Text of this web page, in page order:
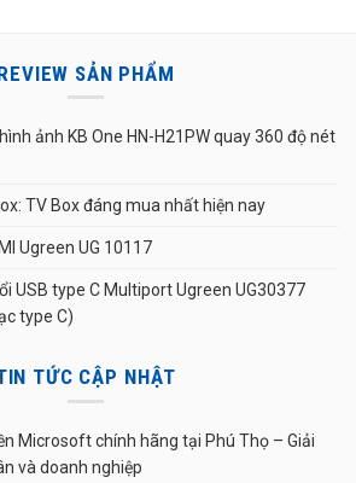
SẢN PHẨM
ảnh KB One HN-H21PW quay 360 độ nét
TV Box đáng mua nhất hiện nay
Ugreen UG 10117
USB type C Multiport Ugreen UG30377
type C)
TỨC CẬP NHẬT
Microsoft chính hãng tại Phú Thọ – Giải
và doanh nghiệp